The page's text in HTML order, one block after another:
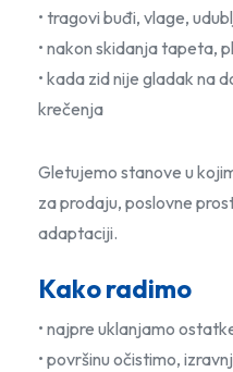
• tragovi buđi, vlage,
• nakon skidanja tapeta,
• kada zid nije gladak na
krečenja
Gletujemo stanove u
za prodaju, poslovne
adaptaciji.
Kako radimo
• najpre uklanjamo
• površinu očistimo,